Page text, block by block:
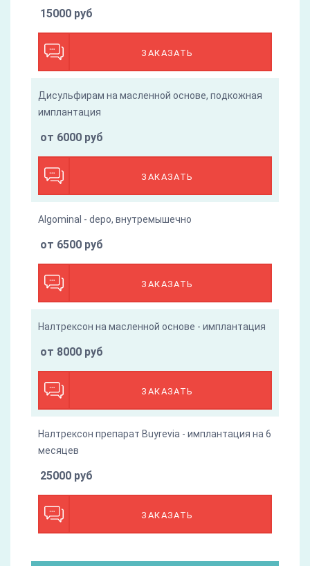
ЗАКАЗАТЬ
15000 руб
Дисульфирам на масленной основе, подкожная
имплантация
ЗАКАЗАТЬ
от 6000 руб
Algominal - depo, внутремышечно
ЗАКАЗАТЬ
от 6500 руб
Налтрексон на масленной основе - имплантация
ЗАКАЗАТЬ
от 8000 руб
Налтрексон препарат Buyrevia - имплантация на 6
месяцев
ЗАКАЗАТЬ
25000 руб